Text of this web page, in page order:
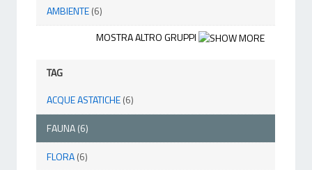
AMBIENTE(6)
MOSTRA ALTRO GRUPPI
TAG
ACQUE ASTATICHE(6)
FAUNA(6)
FLORA(6)